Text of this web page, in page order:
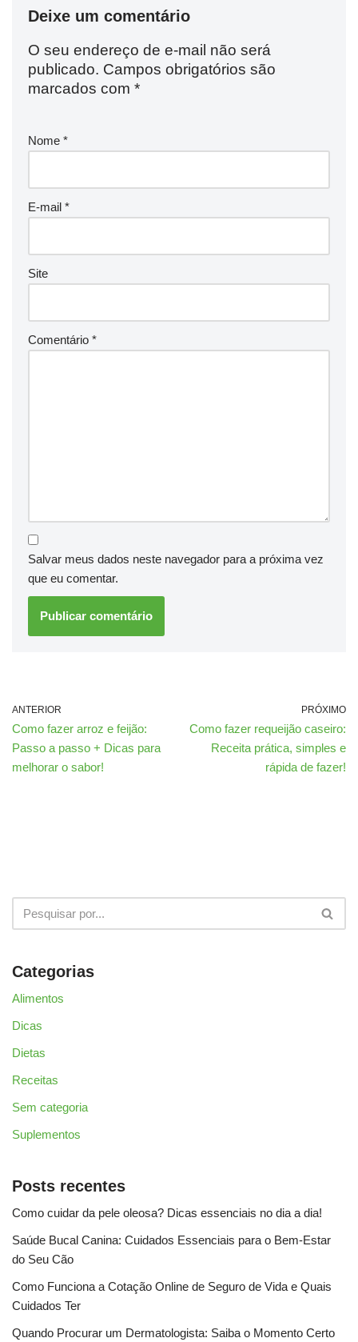
Deixe um comentário
O seu endereço de e-mail não será
publicado. Campos obrigatórios são
marcados com *
Nome *
E-mail *
Site
Comentário *
Salvar meus dados neste navegador para a próxima vez
que eu comentar.
ANTERIOR
Como fazer arroz e feijão:
Passo a passo + Dicas para
melhorar o sabor!
PRÓXIMO
Como fazer requeijão caseiro:
Receita prática, simples e
rápida de fazer!
Categorias
Alimentos
Dicas
Dietas
Receitas
Sem categoria
Suplementos
Posts recentes
Como cuidar da pele oleosa? Dicas essenciais no dia a dia!
Saúde Bucal Canina: Cuidados Essenciais para o Bem-Estar
do Seu Cão
Como Funciona a Cotação Online de Seguro de Vida e Quais
Cuidados Ter
Quando Procurar um Dermatologista: Saiba o Momento Certo